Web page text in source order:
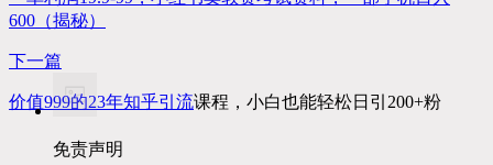
600（揭秘）
下一篇
价值999的23年知乎引流课程，小白也能轻松日引200+粉
免责声明